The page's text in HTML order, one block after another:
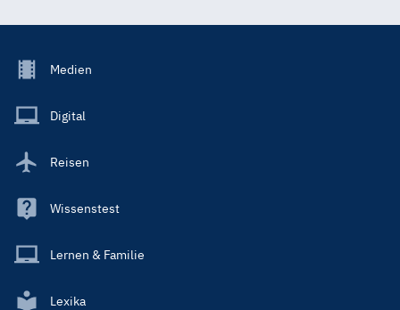
Footer
Main
Medien
Digital
Reisen
Wissenstest
Lernen & Familie
Lexika